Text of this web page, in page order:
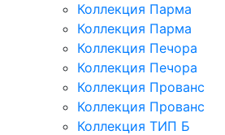
Коллекция Парма
Коллекция Парма
Коллекция Печора
Коллекция Печора
Коллекция Прованс
Коллекция Прованс
Коллекция ТИП Б